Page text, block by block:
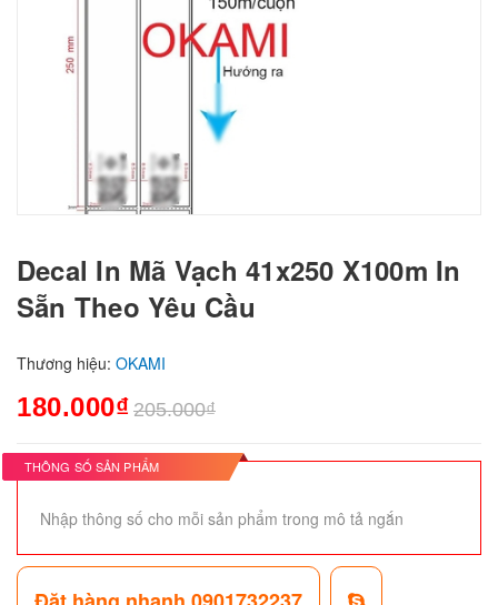
Decal In Mã Vạch 41x250 X100m In
Sẵn Theo Yêu Cầu
Thương hiệu: OKAMI
180.000₫ 205.000₫
THÔNG SỐ SẢN PHẨM
Nhập thông số cho mỗi sản phẩm trong mô tả ngắn